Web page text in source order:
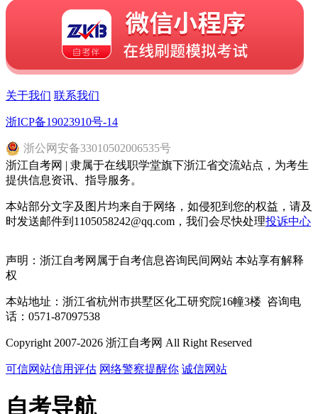
关于我们 联系我们
浙ICP备19023910号-14
浙公网安备33010502006535号
浙江自考网 | 隶属于在线职学堂旗下浙江省交流站点，为考生
提供信息资讯、指导服务。
本站部分文字及图片均来自于网络，如侵犯到您的权益，请及
时发送邮件到1105058242@qq.com，我们会尽快处理投诉中心
声明：浙江自考网属于自考信息咨询民间网站 本站享有解释
权
本站地址：浙江省杭州市拱墅区化工研究院16幢3楼 咨询电
话：0571-87097538
Copyright 2007-2026 浙江自考网 All Right Reserved
可信网站信用评估 网络警察提醒你 诚信网站
自考导航